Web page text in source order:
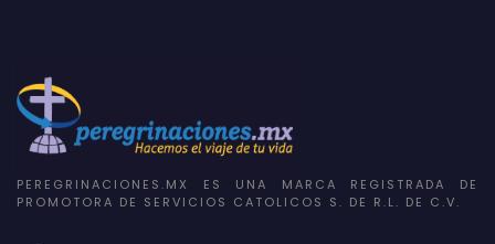
PEREGRINACIONES.MX ES UNA MARCA REGISTRADA DE
PROMOTORA DE SERVICIOS CATOLICOS S. DE R.L. DE C.V.